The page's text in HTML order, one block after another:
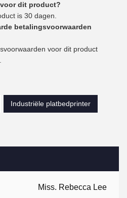
Miss. Rebecca Lee
dit product?
is 30 dagen.
betalingsvoorwaarden
voor dit product
Industriële platbedprinter